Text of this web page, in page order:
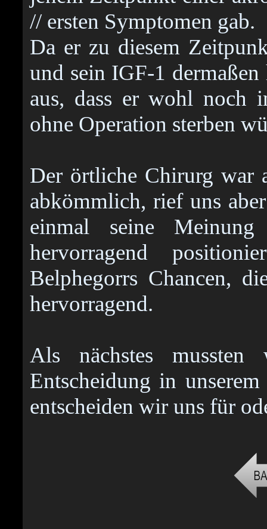
// ersten Symptomen gab.
Da er zu diesem
und sein IGF-1
aus, dass er wohl noch
ohne Operation sterben
Der örtliche Chirurg war
abkömmlich, rief uns
einmal seine
hervorragend
Belphegorrs Chancen,
hervorragend.
Als nächstes mussten
Entscheidung in
entscheiden wir uns für